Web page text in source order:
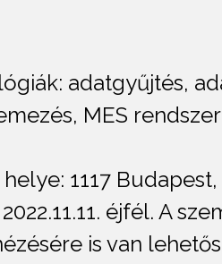
adatgyűjtés,
MES
1117
éjfél. A
is van